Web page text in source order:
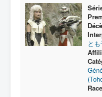
Acteur
Équipe
と